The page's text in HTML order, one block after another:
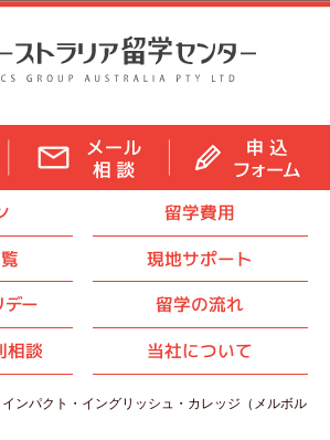
留学費用
現地サポート
デー
留学の流れ
相談 当社について
インパクト・イングリッシュ・カレッジ（メルボル